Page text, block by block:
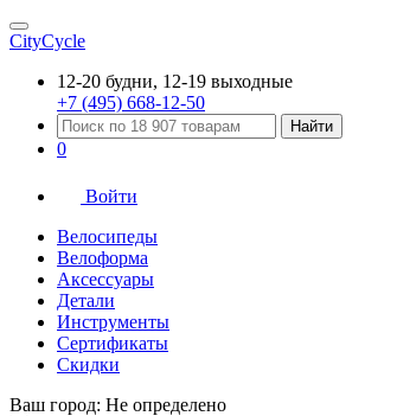
CityCycle
12-20 будни, 12-19 выходные
+7 (495) 668-12-50
Найти
0
Войти
Велосипеды
Велоформа
Аксессуары
Детали
Инструменты
Сертификаты
Скидки
Ваш город: Не определено